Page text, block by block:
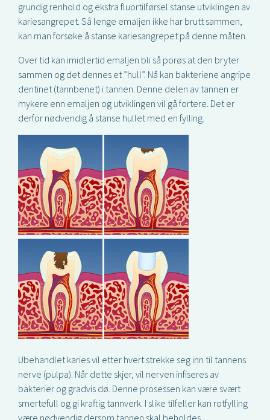
grundig renhold og ekstra fluortilførsel stanse utviklingen av
kariesangrepet. Så lenge emaljen ikke har brutt sammen,
kan man forsøke å stanse kariesangrepet på denne måten.
Over tid kan imidlertid emaljen bli så porøs at den bryter
sammen og det dennes et ”hull”. Nå kan bakteriene angripe
dentinet (tannbenet) i tannen. Denne delen av tannen er
mykere enn emaljen og utviklingen vil gå fortere. Det er
derfor nødvendig å stanse hullet med en fylling.
Ubehandlet karies vil etter hvert strekke seg inn til tannens
nerve (pulpa). Når dette skjer, vil nerven infiseres av
bakterier og gradvis dø. Denne prosessen kan være svært
smertefull og gi kraftig tannverk. I slike tilfeller kan rotfylling
være nødvendig dersom tannen skal beholdes.